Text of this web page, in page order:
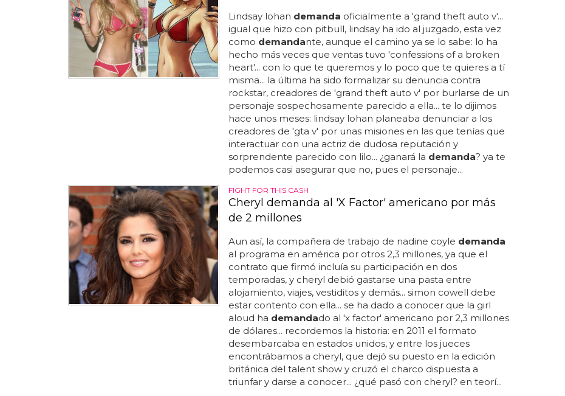
Lindsay lohan demanda oficialmente a 'grand theft auto v'...
igual que hizo con pitbull, lindsay ha ido al juzgado, esta vez
como demandante, aunque el camino ya se lo sabe: lo ha
hecho más veces que ventas tuvo 'confessions of a broken
heart'... con lo que te queremos y lo poco que te quieres a tí
misma... la última ha sido formalizar su denuncia contra
rockstar, creadores de 'grand theft auto v' por burlarse de un
personaje sospechosamente parecido a ella... te lo dijimos
hace unos meses: lindsay lohan planeaba denunciar a los
creadores de 'gta v' por unas misiones en las que tenías que
interactuar con una actriz de dudosa reputación y
sorprendente parecido con lilo... ¿ganará la demanda? ya te
podemos casi asegurar que no, pues el personaje...
FIGHT FOR THIS CASH
Cheryl demanda al 'X Factor' americano por más
de 2 millones
Aun así, la compañera de trabajo de nadine coyle demanda
al programa en américa por otros 2,3 millones, ya que el
contrato que firmó incluía su participación en dos
temporadas, y cheryl debió gastarse una pasta entre
alojamiento, viajes, vestiditos y demás... simon cowell debe
estar contento con ella... se ha dado a conocer que la girl
aloud ha demandado al 'x factor' americano por 2,3 millones
de dólares... recordemos la historia: en 2011 el formato
desembarcaba en estados unidos, y entre los jueces
encontrábamos a cheryl, que dejó su puesto en la edición
británica del talent show y cruzó el charco dispuesta a
triunfar y darse a conocer... ¿qué pasó con cheryl? en teorí...